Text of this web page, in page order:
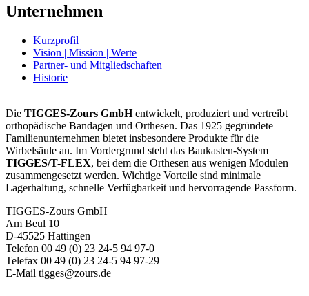
Unternehmen
Kurzprofil
Vision | Mission | Werte
Partner- und Mitgliedschaften
Historie
Die TIGGES-Zours GmbHentwickelt, produziert und vertreibt
orthopädische Bandagen und Orthesen. Das 1925 gegründete
Familienunternehmen bietet insbesondere Produkte für die
Wirbelsäule an. Im Vordergrund steht das Baukasten-System
TIGGES/T-FLEX, bei dem die Orthesen aus wenigen Modulen
zusammengesetzt werden. Wichtige Vorteile sind minimale
Lagerhaltung, schnelle Verfügbarkeit und hervorragende Passform.
TIGGES-Zours GmbH
Am Beul 10
D-45525 Hattingen
Telefon 00 49 (0) 23 24-5 94 97-0
Telefax 00 49 (0) 23 24-5 94 97-29
E-Mail tigges@zours.de